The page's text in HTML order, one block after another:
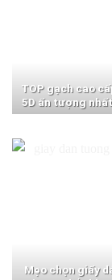
TOP gạch cao
5D ấn tượng
Mẹo chọn giấy